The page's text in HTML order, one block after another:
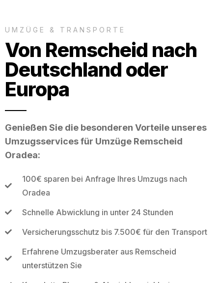
UMZÜGE & TRANSPORTE
Von Remscheid nach
Deutschland oder
Europa
Genießen Sie die besonderen Vorteile unseres
Umzugsservices für Umzüge Remscheid
Oradea:
100€ sparen bei Anfrage Ihres Umzugs nach
Oradea
Schnelle Abwicklung in unter 24 Stunden
Versicherungsschutz bis 7.500€ für den Transport
Erfahrene Umzugsberater aus Remscheid
unterstützen Sie